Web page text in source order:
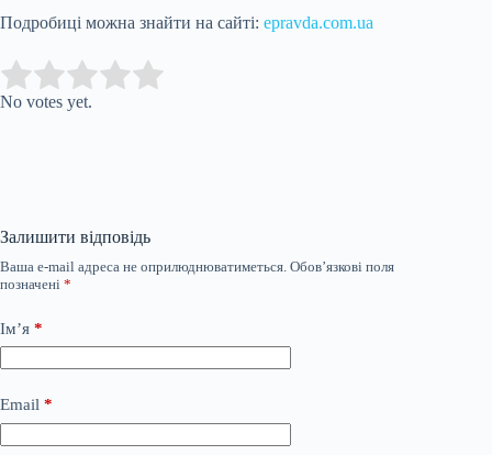
Подробиці можна знайти на сайті: epravda.com.ua
Rate this item:
No votes yet.
Залишити відповідь
Ваша e-mail адреса не оприлюднюватиметься. Обов’язкові поля
позначені *
Ім’я *
Email *